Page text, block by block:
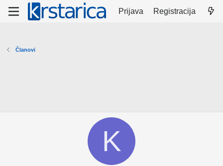
Prijava Registracija
Članovi
K